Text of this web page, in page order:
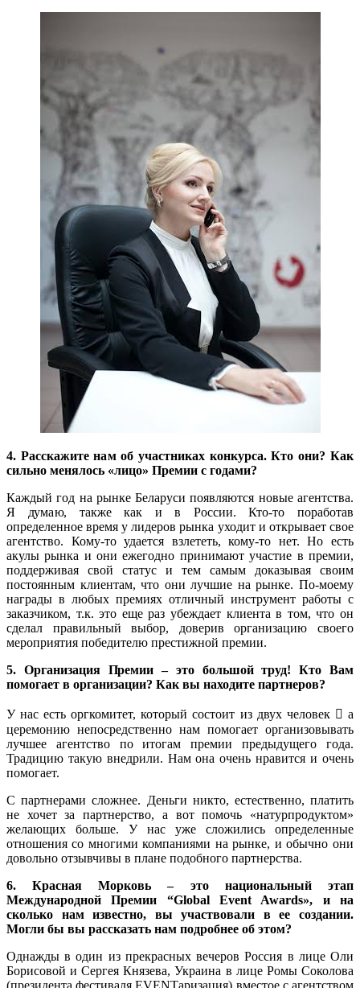
4. Расскажите нам об участниках конкурса. Кто они? Как
сильно менялось «лицо» Премии с годами?
Каждый год на рынке Беларуси появляются новые агентства.
Я думаю, также как и в России. Кто-то поработав
определенное время у лидеров рынка уходит и открывает свое
агентство. Кому-то удается взлететь, кому-то нет. Но есть
акулы рынка и они ежегодно принимают участие в премии,
поддерживая свой статус и тем самым доказывая своим
постоянным клиентам, что они лучшие на рынке. По-моему
награды в любых премиях отличный инструмент работы с
заказчиком, т.к. это еще раз убеждает клиента в том, что он
сделал правильный выбор, доверив организацию своего
мероприятия победителю престижной премии.
5. Организация Премии – это большой труд! Кто Вам
помогает в организации? Как вы находите партнеров?
У нас есть оргкомитет, который состоит из двух человек  а
церемонию непосредственно нам помогает организовывать
лучшее агентство по итогам премии предыдущего года.
Традицию такую внедрили. Нам она очень нравится и очень
помогает.
С партнерами сложнее. Деньги никто, естественно, платить
не хочет за партнерство, а вот помочь «натурпродуктом»
желающих больше. У нас уже сложились определенные
отношения со многими компаниями на рынке, и обычно они
довольно отзывчивы в плане подобного партнерства.
6. Красная Морковь – это национальный этап
Международной Премии “Global Event Awards», и на
сколько нам известно, вы участвовали в ее создании.
Могли бы вы рассказать нам подробнее об этом?
Однажды в один из прекрасных вечеров Россия в лице Оли
Борисовой и Сергея Князева, Украина в лице Ромы Соколова